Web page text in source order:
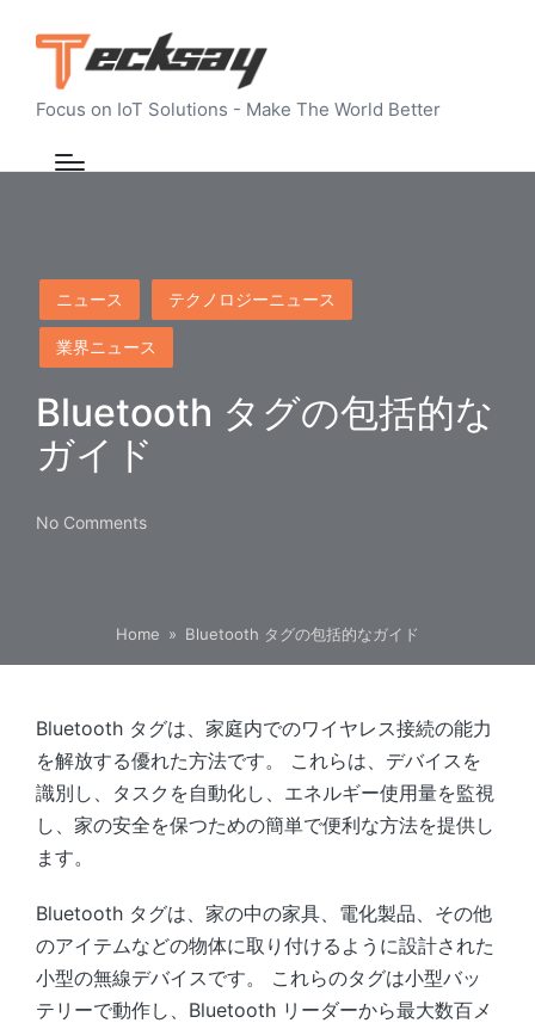
Focus on IoT Solutions - Make The World Better
Posted
in
ニュース テクノロジーニュース
業界ニュース
Bluetooth タグの包括的な
ガイド
No Comments
Home » Bluetooth タグの包括的なガイド
Bluetooth タグは、家庭内でのワイヤレス接続の能力
を解放する優れた方法です。 これらは、デバイスを
識別し、タスクを自動化し、エネルギー使用量を監視
し、家の安全を保つための簡単で便利な方法を提供し
ます。
Bluetooth タグは、家の中の家具、電化製品、その他
のアイテムなどの物体に取り付けるように設計された
小型の無線デバイスです。 これらのタグは小型バッ
テリーで動作し、Bluetooth リーダーから最大数百メ